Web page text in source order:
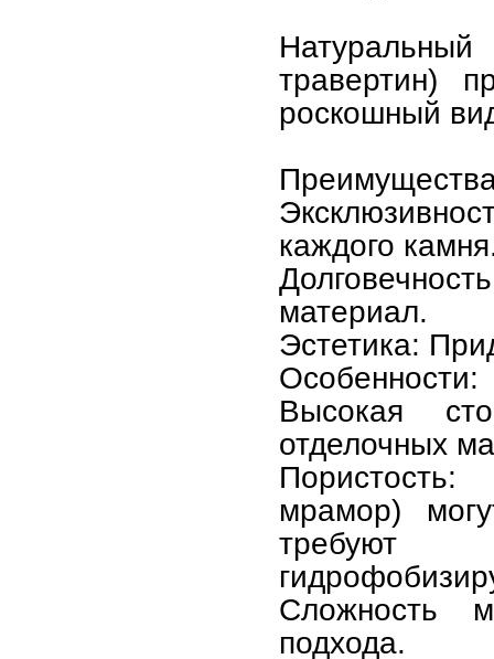
травертин)
роскошный
каждого
материал.
Эстетика:
Особенности:
Высокая
отделочных
мрамор)
требуют
Сложность
подхода.